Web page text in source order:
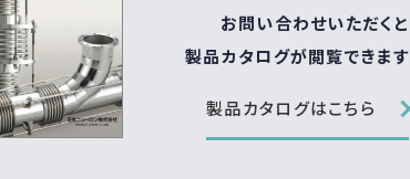
お問い合わせいただくと
製品カタログが閲覧できます
製品カタログはこちら